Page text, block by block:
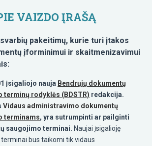
VAIZDO ĮRAŠĄ
pakeitimų, kurie turi įtakos
įforminimui ir skaitmenizavimui
įsigaliojo nauja Bendrųjų dokumentų
terminų rodyklės (BDSTR) redakcija.
Vidaus administravimo dokumentų
terminams, yra sutrumpinti ar pailginti
saugojimo terminai. Naujai įsigalioję
bus taikomi tik vidaus